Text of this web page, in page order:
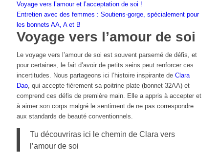
Voyage vers l’amour et l’acceptation de soi !
Entretien avec des femmes : Soutiens-gorge, spécialement pour
les bonnets AA, A et B
Voyage vers l’amour de soi
Le voyage vers l’amour de soi est souvent parsemé de défis, et
pour certaines, le fait d’avoir de petits seins peut renforcer ces
incertitudes. Nous partageons ici l’histoire inspirante de Clara
Dao, qui accepte fièrement sa poitrine plate (bonnet 32AA) et
comprend ces défis de première main. Elle a appris à accepter et
à aimer son corps malgré le sentiment de ne pas correspondre
aux standards de beauté conventionnels.
Tu découvriras ici le chemin de Clara vers
l’amour de soi